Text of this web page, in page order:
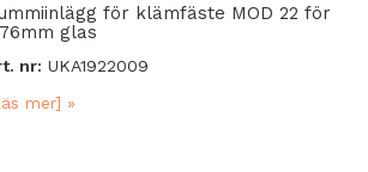
för klämfäste MOD 22 för
glas
nr: UKA1922009
mer] »